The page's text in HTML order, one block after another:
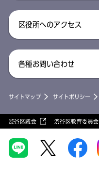
区役所へのアクセス
各種お問い合わせ
サイトマップ サイトポリシー
渋谷区議会 渋谷区教育委員会